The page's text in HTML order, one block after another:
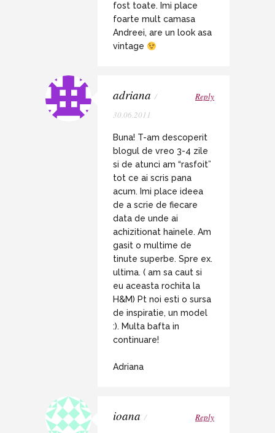
fost toate. Imi place
foarte mult camasa
Andreei, are un look asa
vintage
adriana /
30.06.2011
Reply
Buna! T-am descoperit
blogul de vreo 3-4 zile
si de atunci am “rasfoit”
tot ce ai scris pana
acum. Imi place ideea
de a scrie de fiecare
data de unde ai
achizitionat hainele. Am
gasit o multime de
tinute superbe. Spre ex.
ultima. ( am sa caut si
eu aceasta rochita la
H&M) Pt noi esti o sursa
de inspiratie, un model
:). Multa bafta in
continuare!
Adriana
ioana /
Reply